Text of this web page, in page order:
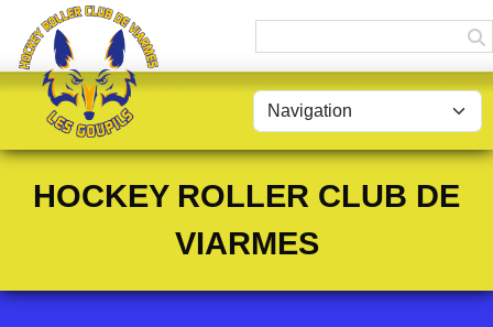
HOCKEY ROLLER CLUB DE
VIARMES
Panneau de gestion des cookies